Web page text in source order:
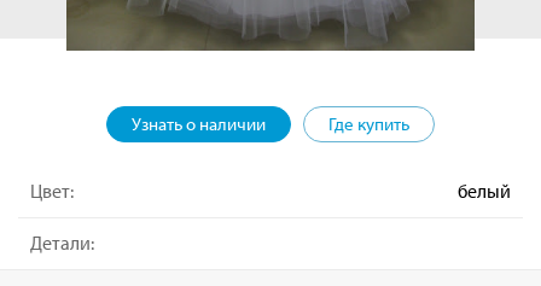
Узнать о наличии Где купить
Цвет: белый
Детали: